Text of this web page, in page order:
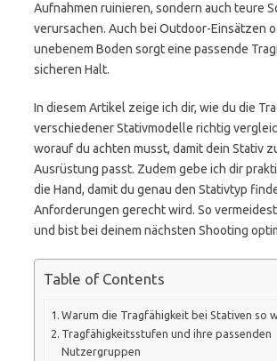
Aufnahmen ruinieren, sondern auch teure
verursachen. Auch bei Outdoor-Einsätzen
unebenem Boden sorgt eine passende
sicheren Halt.
In diesem Artikel zeige ich dir, wie du die
verschiedener Stativmodelle richtig
worauf du achten musst, damit dein Stativ
Ausrüstung passt. Zudem gebe ich dir
die Hand, damit du genau den Stativtyp
Anforderungen gerecht wird. So
und bist bei deinem nächsten Shooting
Table of Contents
Warum die Tragfähigkeit bei Stativen so
Tragfähigkeitsstufen und ihre passenden
Nutzergruppen